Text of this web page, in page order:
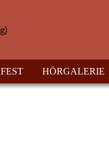
HÖRGALERIE